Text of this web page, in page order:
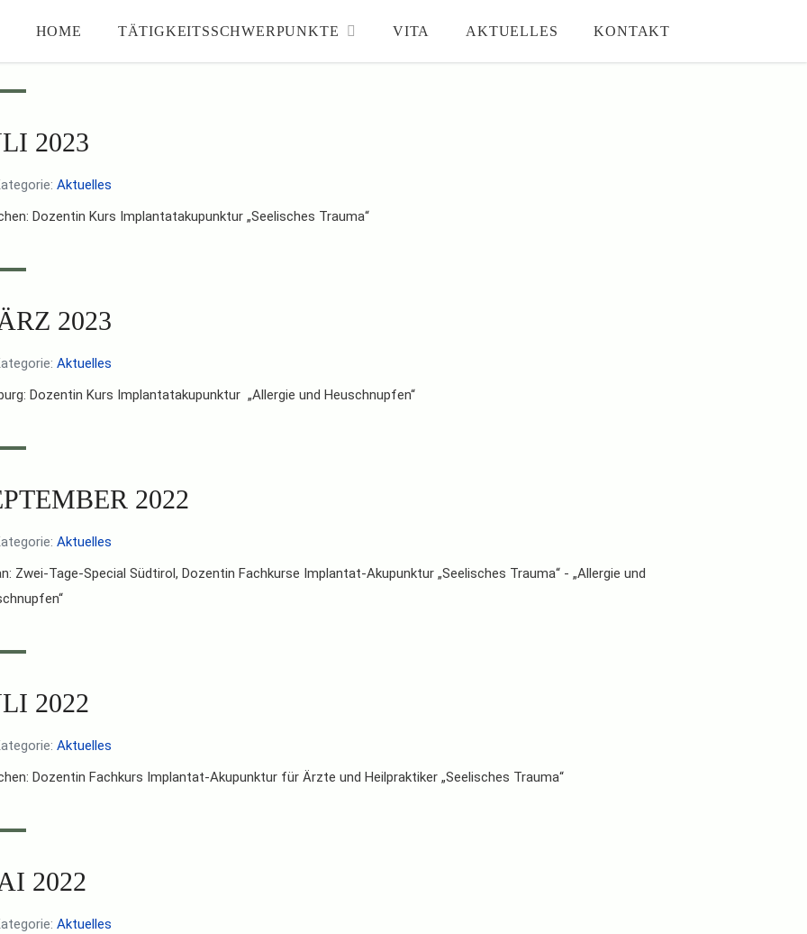
HOME TÄTIGKEITSSCHWERPUNKTE VITA AKTUELLES KONTAKT
2023
Aktuelles
Dozentin Kurs Implantatakupunktur „Seelisches Trauma“
2023
Aktuelles
Dozentin Kurs Implantatakupunktur „Allergie und Heuschnupfen“
2022
Aktuelles
Zwei-Tage-Special Südtirol, Dozentin Fachkurse Implantat-Akupunktur „Seelisches Trauma“ - „Allergie und
2022
Aktuelles
Dozentin Fachkurs Implantat-Akupunktur für Ärzte und Heilpraktiker „Seelisches Trauma“
2022
Aktuelles